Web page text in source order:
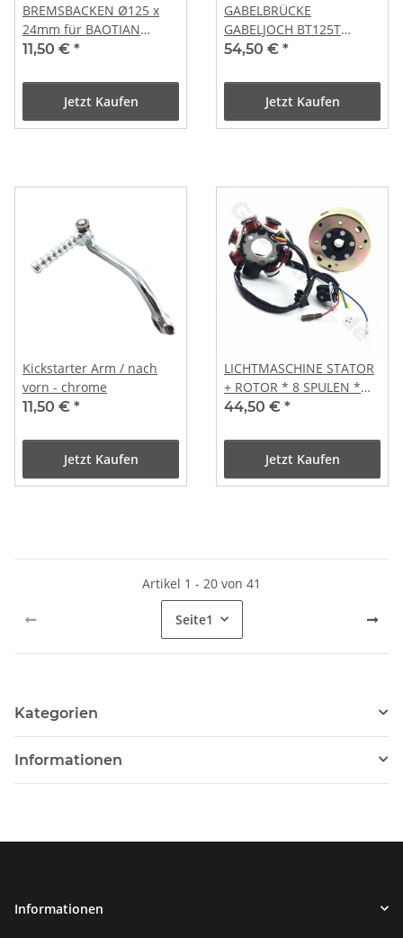
BREMSBACKEN Ø125 x
24mm für BAOTIAN
BENZHOU JINLUN YIYING
KREIDLER
11,50 € *
Jetzt Kaufen
GABELBRÜCKE
GABELJOCH BT125T
YY125QT LB125T QM125T
CHINA MKS
54,50 € *
Jetzt Kaufen
Kickstarter Arm / nach
vorn - chrome
11,50 € *
Jetzt Kaufen
LICHTMASCHINE STATOR
+ ROTOR * 8 SPULEN *
DC * CHINA ROLLER
44,50 € *
Jetzt Kaufen
Artikel 1 - 20 von 41
Seite1
Kategorien
Informationen
Informationen